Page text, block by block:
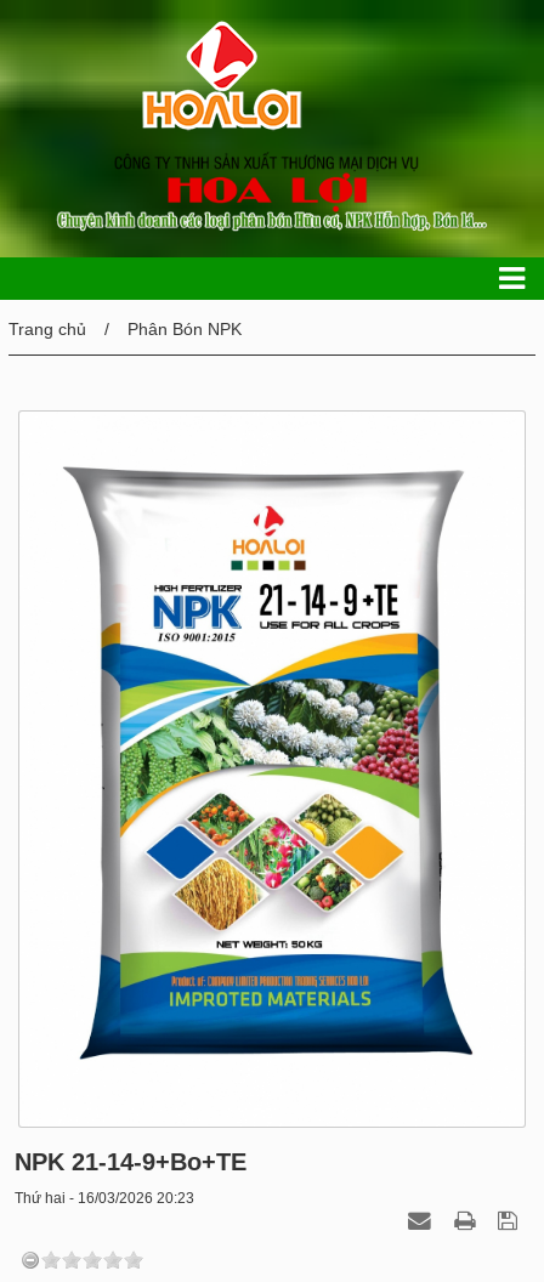
Trang chủ Phân Bón NPK
NPK 21-14-9+Bo+TE
Thứ hai - 16/03/2026 20:23